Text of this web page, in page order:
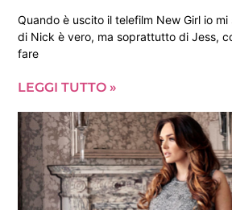
Quando è uscito il telefilm New Girl io
di Nick è vero, ma soprattutto di Jess,
fare
LEGGI TUTTO »